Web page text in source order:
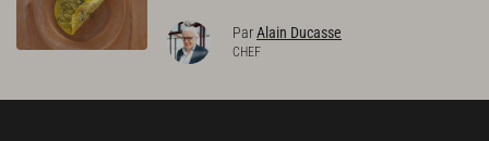
ParAlain Ducasse
CHEF